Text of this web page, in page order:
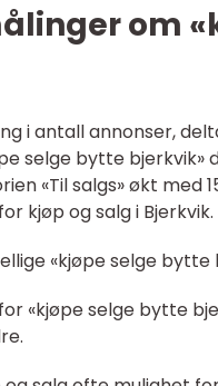
om
i antall annonser,
selge bytte bjerkvik»
«Til salgs» økt med
kjøp og salg i Bjerkvik.
«kjøpe selge
«kjøpe selge bytte